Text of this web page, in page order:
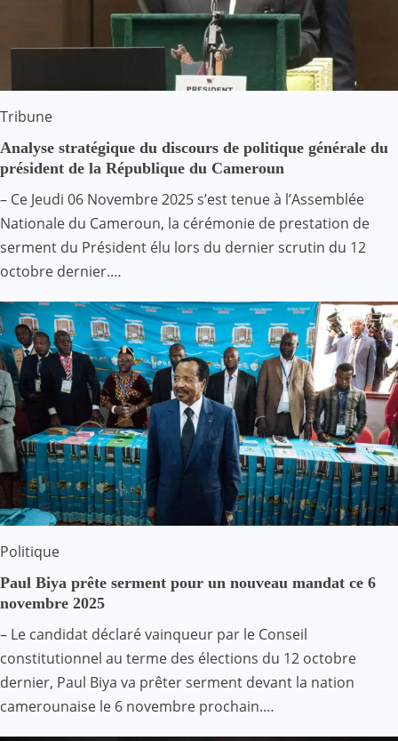
Tribune
Analyse stratégique du discours de politique générale du
président de la République du Cameroun
– Ce Jeudi 06 Novembre 2025 s’est tenue à l’Assemblée
Nationale du Cameroun, la cérémonie de prestation de
serment du Président élu lors du dernier scrutin du 12
octobre dernier.…
Politique
Paul Biya prête serment pour un nouveau mandat ce 6
novembre 2025
– Le candidat déclaré vainqueur par le Conseil
constitutionnel au terme des élections du 12 octobre
dernier, Paul Biya va prêter serment devant la nation
camerounaise le 6 novembre prochain.…